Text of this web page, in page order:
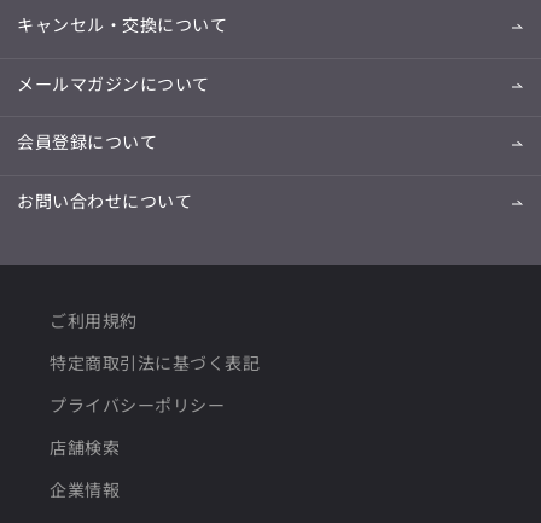
キャンセル・交換について
メールマガジンについて
会員登録について
お問い合わせについて
ご利用規約
特定商取引法に基づく表記
プライバシーポリシー
店舗検索
企業情報